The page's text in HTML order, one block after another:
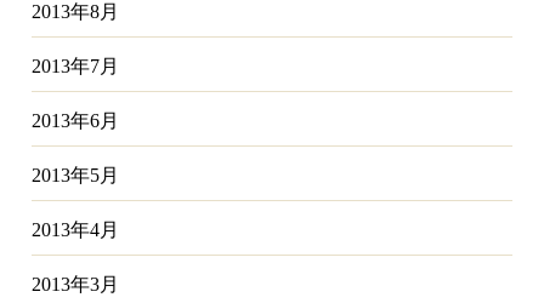
2013年8月
2013年7月
2013年6月
2013年5月
2013年4月
2013年3月